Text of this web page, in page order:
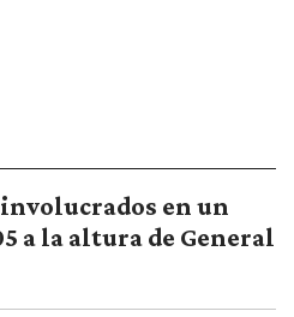
en un
a la altura de General